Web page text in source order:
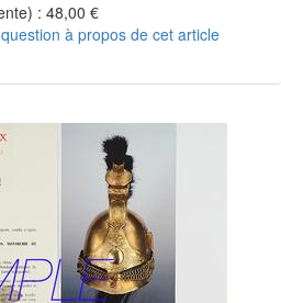
: 48,00 €
à propos de cet article